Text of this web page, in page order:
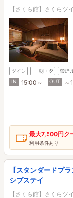
【さくら館】さくらツ
ツイン 朝・夕
禁煙
IN
15:00～ OUT ～
最大7,500円ク
利用条件あり
【スタンダードプ
シブステイ
【さくら館】さくらツ